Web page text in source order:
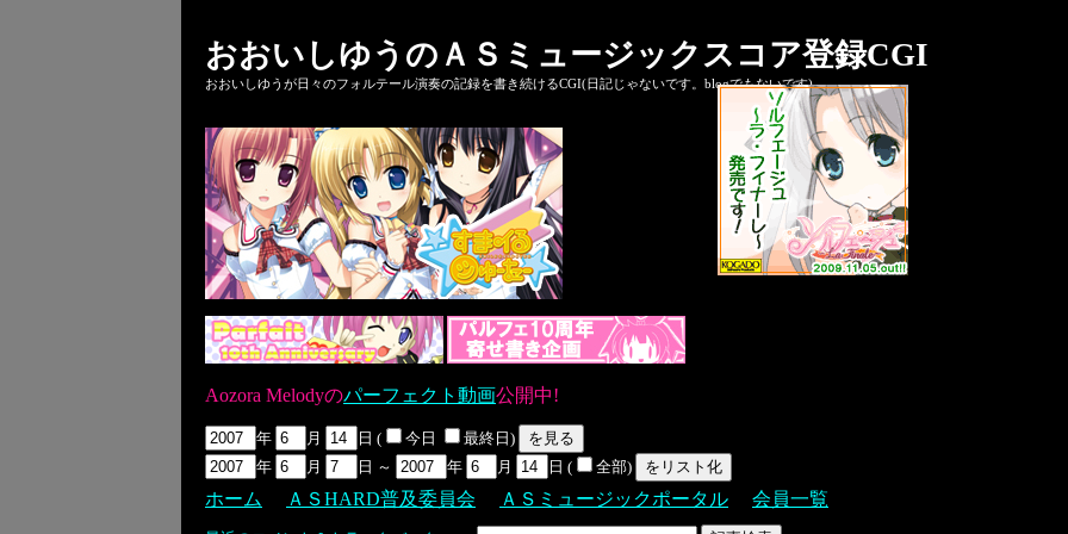
おおいしゆうのＡＳミュージックスコア登録CGI
おおいしゆうが日々のフォルテール演奏の記録を書き続けるCGI(日記じゃないです。blogでもないです)
Aozora Melodyのパーフェクト動画公開中!
年 月 日 ( 今日
最終日)
年
月 日 ～ 年 月 日 ( 全部)
ホーム ＡＳHARD普及委員会 ＡＳミュージックポータル 会員一覧